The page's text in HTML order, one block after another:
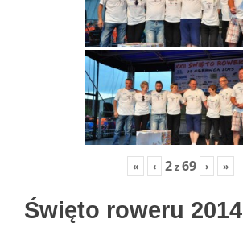
« ‹ 2z69 › »
Święto roweru 2014